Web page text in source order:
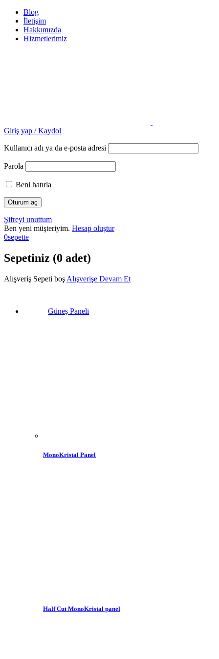
Blog
İletişim
Hakkımızda
Hizmetlerimiz
Giriş yap / Kaydol
Kullanıcı adı ya da e-posta adresi
Parola
Beni hatırla
Şifreyi unuttum
Ben yeni müşteriyim. Hesap oluştur
0sepette
Sepetiniz (0 adet)
Alışveriş Sepeti boş Alışverişe Devam Et
Güneş Paneli
MonoKristal Panel
Half Cut MonoKristal panel